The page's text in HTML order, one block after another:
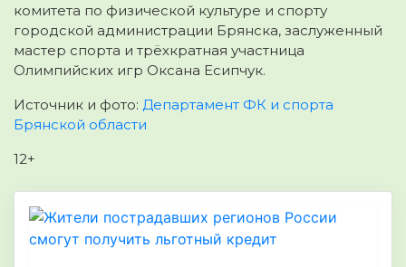
комитета по физической культуре и спорту
городской администрации Брянска, заслуженный
мастер спорта и трёхкратная участница
Олимпийских игр Оксана Есипчук.
Источник и фото: Департамент ФК и спорта
Брянской области
12+